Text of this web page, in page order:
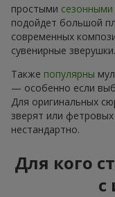
простыми
подойдет большой
современных
сувенирные зверушки.
Также популярны
— особенно если
Для оригинальных
зверят или
нестандартно.
Для кого
с